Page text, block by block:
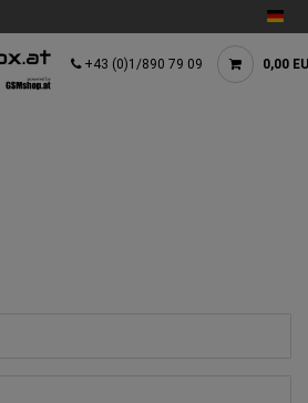
+43 (0)1/890 79 09 0,00